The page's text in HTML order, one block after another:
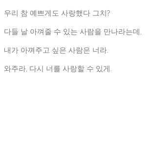
우리 참 예쁘게도 사랑했다 그치?
다들 날 아껴줄 수 있는 사람을 만나라는데,
내가 아껴주고 싶은 사람은 너라.
와주라, 다시 너를 사랑할 수 있게.